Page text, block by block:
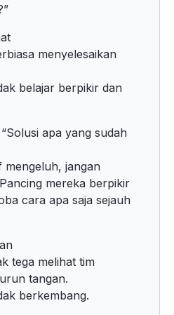
menyelesaikan
belajar berpikir dan
apa yang sudah
mengeluh, jangan
mereka berpikir
cara apa saja sejauh
tega melihat tim
tangan.
berkembang.